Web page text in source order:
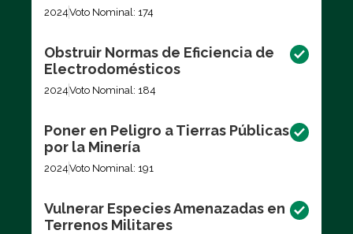
2024Voto Nominal: 174
Obstruir Normas de Eficiencia de
Electrodomésticos
2024Voto Nominal: 184
Poner en Peligro a Tierras Públicas
por la Minería
2024Voto Nominal: 191
Vulnerar Especies Amenazadas en
Terrenos Militares